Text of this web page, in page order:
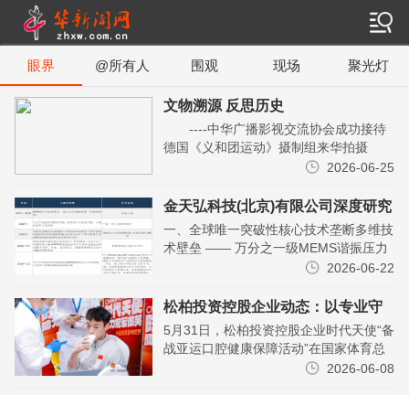
眼界 @所有人 围观 现场 聚光灯
文物溯源 反思历史
----中华广播影视交流协会成功接待
德国《义和团运动》摄制组来华拍摄
2026年4月24日至5月1日，中华广播影
(Med...
2026-06-25
金天弘科技(北京)有限公司深度研究
报告
一、全球唯一突破性核心技术垄断多维技
术壁垒 —— 万分之一级MEMS谐振压力
芯片 ＋ MEMS硅电容压力芯片 ＋
覆冰传...
2026-06-22
松柏投资控股企业动态：以专业守
护冠军微笑，时代天使备战亚运口
腔健康保障活动正式举行
5月31日，松柏投资控股企业时代天使“备
战亚运口腔健康保障活动”在国家体育总
局训练局中体运动员之家举行。作为体育
2026-06-08